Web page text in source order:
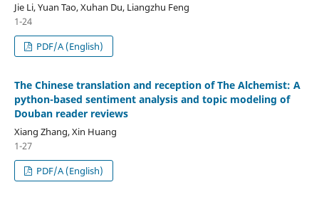
Jie Li, Yuan Tao, Xuhan Du, Liangzhu Feng
1-24
PDF/A (English)
The Chinese translation and reception of The Alchemist: A
python-based sentiment analysis and topic modeling of
Douban reader reviews
Xiang Zhang, Xin Huang
1-27
PDF/A (English)